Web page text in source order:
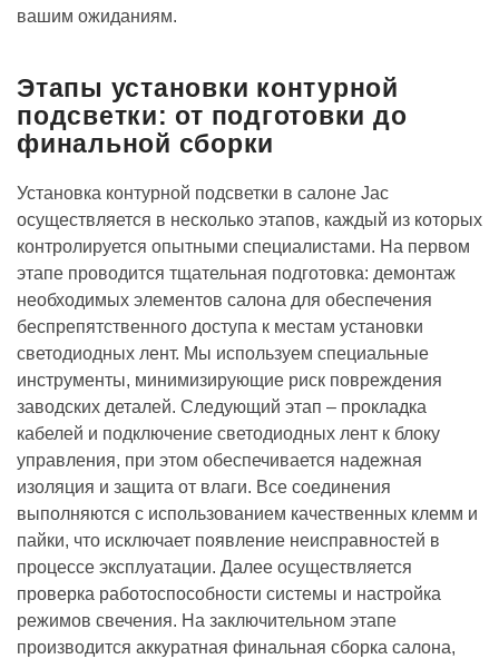
вашим ожиданиям.
Этапы установки контурной
подсветки: от подготовки до
финальной сборки
Установка контурной подсветки в салоне Jac
осуществляется в несколько этапов, каждый из которых
контролируется опытными специалистами. На первом
этапе проводится тщательная подготовка: демонтаж
необходимых элементов салона для обеспечения
беспрепятственного доступа к местам установки
светодиодных лент. Мы используем специальные
инструменты, минимизирующие риск повреждения
заводских деталей. Следующий этап – прокладка
кабелей и подключение светодиодных лент к блоку
управления, при этом обеспечивается надежная
изоляция и защита от влаги. Все соединения
выполняются с использованием качественных клемм и
пайки, что исключает появление неисправностей в
процессе эксплуатации. Далее осуществляется
проверка работоспособности системы и настройка
режимов свечения. На заключительном этапе
производится аккуратная финальная сборка салона,